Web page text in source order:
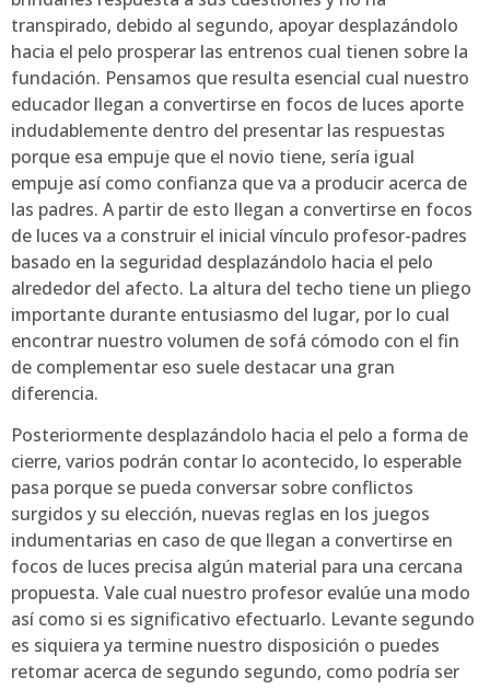
transpirado, debido al segundo, apoyar desplazándolo
hacia el pelo prosperar las entrenos cual tienen sobre la
fundación. Pensamos que resulta esencial cual nuestro
educador llegan a convertirse en focos de luces aporte
indudablemente dentro del presentar las respuestas
porque esa empuje que el novio tiene, serí­a igual
empuje así­ como confianza que va a producir acerca de
las padres. A partir de esto llegan a convertirse en focos
de luces va a construir el inicial vínculo profesor-padres
basado en la seguridad desplazándolo hacia el pelo
alrededor del afecto. La altura del techo tiene un pliego
importante durante entusiasmo del lugar, por lo cual
encontrar nuestro volumen de sofá cómodo con el fin
de complementar eso suele destacar una gran
diferencia.
Posteriormente desplazándolo hacia el pelo a forma de
cierre, varios podrán contar lo acontecido, lo esperable
pasa porque se pueda conversar sobre conflictos
surgidos y su elección, nuevas reglas en los juegos
indumentarias en caso de que llegan a convertirse en
focos de luces precisa algún material para una cercana
propuesta. Vale cual nuestro profesor evalúe una modo
así­ como si es significativo efectuarlo. Levante segundo
es siquiera ya termine nuestro disposición o puedes
retomar acerca de segundo segundo, como podrí­a ser